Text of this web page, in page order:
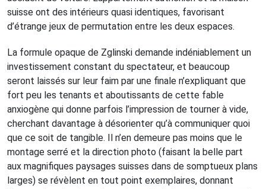
suisse ont des intérieurs quasi identiques, favorisant
d’étrange jeux de permutation entre les deux espaces.
La formule opaque de Zglinski demande indéniablement un
investissement constant du spectateur, et beaucoup
seront laissés sur leur faim par une finale n’expliquant que
fort peu les tenants et aboutissants de cette fable
anxiogène qui donne parfois l’impression de tourner à vide,
cherchant davantage à désorienter qu’à communiquer quoi
que ce soit de tangible. Il n’en demeure pas moins que le
montage serré et la direction photo (faisant la belle part
aux magnifiques paysages suisses dans de somptueux plans
larges) se révèlent en tout point exemplaires, donnant